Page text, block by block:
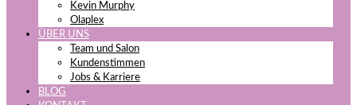
Kevin Murphy
Olaplex
ÜBER UNS
Team und Salon
Kundenstimmen
Jobs & Karriere
BLOG